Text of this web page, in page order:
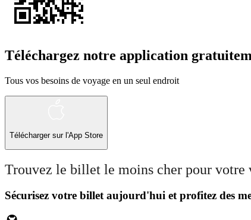
Téléchargez notre application
Tous vos besoins de voyage en un seul endroit
Télécharger sur l'App Store
Trouvez le billet le moins cher pour votre
Sécurisez votre billet aujourd'hui et profitez des